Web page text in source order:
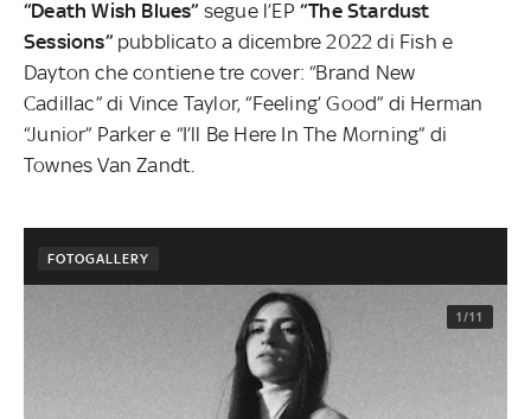
“Death Wish Blues” segue l’EP“The Stardust
Sessions”pubblicato a dicembre 2022 di Fish e
Dayton che contiene tre cover: “Brand New
Cadillac” di Vince Taylor, “Feeling’ Good” di Herman
“Junior” Parker e “I’ll Be Here In The Morning” di
Townes Van Zandt.
FOTOGALLERY
1/11